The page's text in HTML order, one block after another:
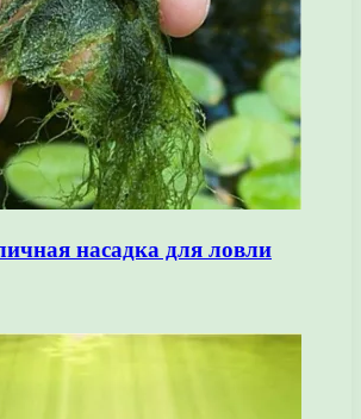
насадка для ловли